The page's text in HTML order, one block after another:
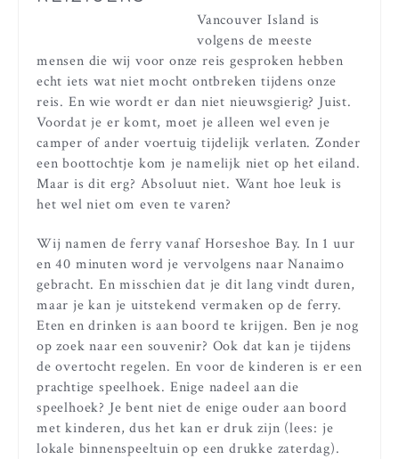
Vancouver Island is
volgens de meeste
mensen die wij voor onze reis gesproken hebben
echt iets wat niet mocht ontbreken tijdens onze
reis. En wie wordt er dan niet nieuwsgierig? Juist.
Voordat je er komt, moet je alleen wel even je
camper of ander voertuig tijdelijk verlaten. Zonder
een boottochtje kom je namelijk niet op het eiland.
Maar is dit erg? Absoluut niet. Want hoe leuk is
het wel niet om even te varen?
Wij namen de ferry vanaf Horseshoe Bay. In 1 uur
en 40 minuten word je vervolgens naar Nanaimo
gebracht. En misschien dat je dit lang vindt duren,
maar je kan je uitstekend vermaken op de ferry.
Eten en drinken is aan boord te krijgen. Ben je nog
op zoek naar een souvenir? Ook dat kan je tijdens
de overtocht regelen. En voor de kinderen is er een
prachtige speelhoek. Enige nadeel aan die
speelhoek? Je bent niet de enige ouder aan boord
met kinderen, dus het kan er druk zijn (lees: je
lokale binnenspeeltuin op een drukke zaterdag).